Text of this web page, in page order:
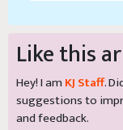
Like this
Hey! I am KJ Staff.
suggestions to
and feedback.